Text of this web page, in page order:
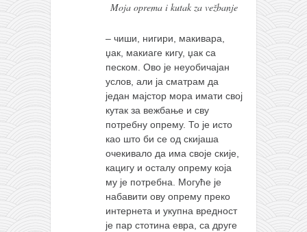
Moja oprema i kutak za vežbanje
– чиши, нигири, макивара,
џак, макиаге кигу, џак са
песком. Ово је неуобичајан
услов, али ја сматрам да
један мајстор мора имати свој
кутак за вежбање и сву
потребну опрему. То је исто
као што би се од скијаша
очекивало да има своје скије,
кацигу и осталу опрему која
му је потребна. Могуће је
набавити ову опрему преко
интернета и укупна вредност
је пар стотина евра, са друге